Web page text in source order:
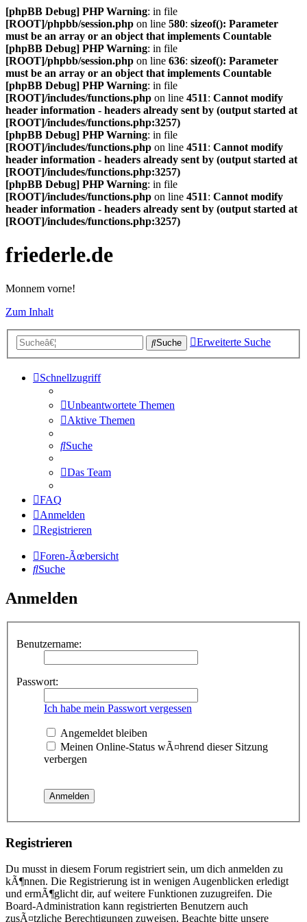
[phpBB Debug] PHP Warning: in file
[ROOT]/phpbb/session.php on line 580: sizeof(): Parameter
must be an array or an object that implements Countable
[phpBB Debug] PHP Warning: in file
[ROOT]/phpbb/session.php on line 636: sizeof(): Parameter
must be an array or an object that implements Countable
[phpBB Debug] PHP Warning: in file
[ROOT]/includes/functions.php on line 4511: Cannot modify
header information - headers already sent by (output started at
[ROOT]/includes/functions.php:3257)
[phpBB Debug] PHP Warning: in file
[ROOT]/includes/functions.php on line 4511: Cannot modify
header information - headers already sent by (output started at
[ROOT]/includes/functions.php:3257)
[phpBB Debug] PHP Warning: in file
[ROOT]/includes/functions.php on line 4511: Cannot modify
header information - headers already sent by (output started at
[ROOT]/includes/functions.php:3257)
friederle.de
Monnem vorne!
Zum Inhalt
Suche Erweiterte Suche
Schnellzugriff
Unbeantwortete Themen
Aktive Themen
Suche
Das Team
FAQ
Anmelden
Registrieren
Foren-Ãœbersicht
Suche
Anmelden
Benutzername:
Passwort:
Ich habe mein Passwort vergessen
Angemeldet bleiben
Meinen Online-Status wÃ¤hrend dieser Sitzung
verbergen
Registrieren
Du musst in diesem Forum registriert sein, um dich anmelden zu
kÃ¶nnen. Die Registrierung ist in wenigen Augenblicken erledigt
und ermÃ¶glicht dir, auf weitere Funktionen zuzugreifen. Die
Board-Administration kann registrierten Benutzern auch
zusÃ¤tzliche Berechtigungen zuweisen. Beachte bitte unsere